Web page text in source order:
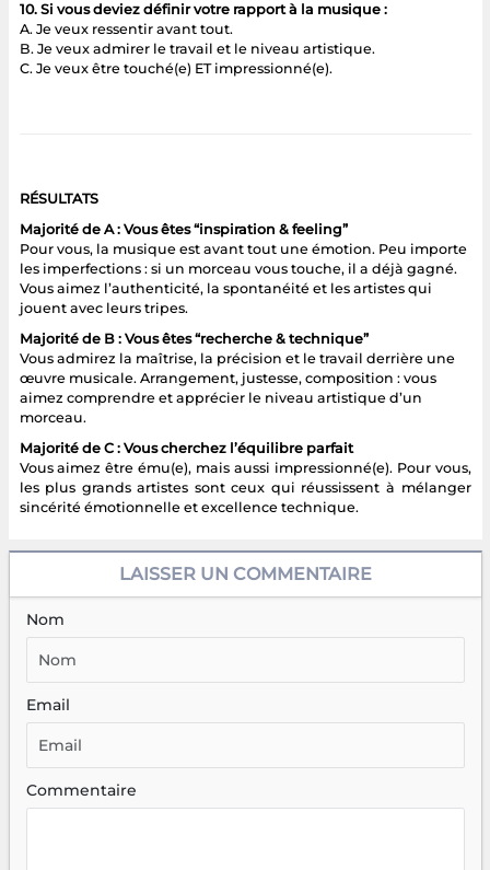
10. Si vous deviez définir votre rapport à la musique :
A. Je veux ressentir avant tout.
B. Je veux admirer le travail et le niveau artistique.
C. Je veux être touché(e) ET impressionné(e).
RÉSULTATS
Majorité de A : Vous êtes “inspiration & feeling”
Pour vous, la musique est avant tout une émotion. Peu importe
les imperfections : si un morceau vous touche, il a déjà gagné.
Vous aimez l’authenticité, la spontanéité et les artistes qui
jouent avec leurs tripes.
Majorité de B : Vous êtes “recherche & technique”
Vous admirez la maîtrise, la précision et le travail derrière une
œuvre musicale. Arrangement, justesse, composition : vous
aimez comprendre et apprécier le niveau artistique d’un
morceau.
Majorité de C : Vous cherchez l’équilibre parfait
Vous aimez être ému(e), mais aussi impressionné(e). Pour vous,
les plus grands artistes sont ceux qui réussissent à mélanger
sincérité émotionnelle et excellence technique.
LAISSER UN COMMENTAIRE
Nom
Email
Commentaire